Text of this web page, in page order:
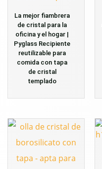
La mejor fiambrera
de cristal para la
oficina y el hogar |
Pyglass Recipiente
reutilizable para
comida con tapa
de cristal
templado